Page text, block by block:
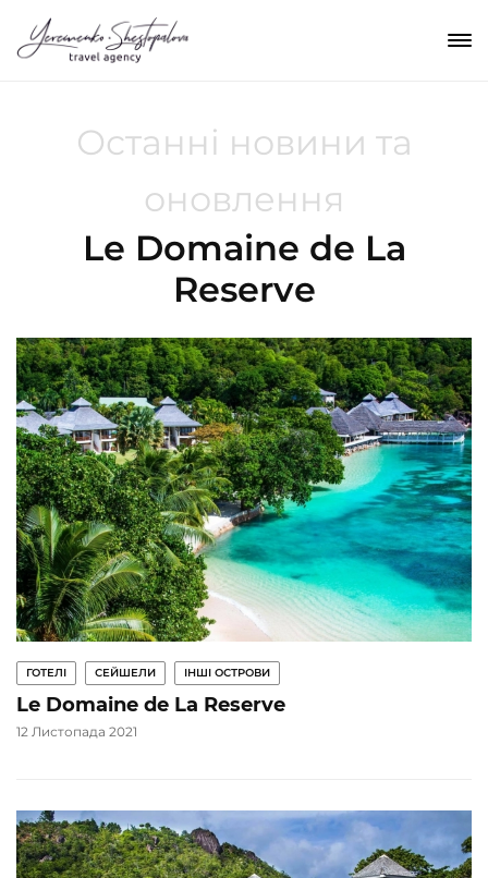
Останні новини та
оновлення
Le Domaine de La
Reserve
ГОТЕЛІ СЕЙШЕЛИ ІНШІ ОСТРОВИ
Le Domaine de La Reserve
12 Листопада 2021